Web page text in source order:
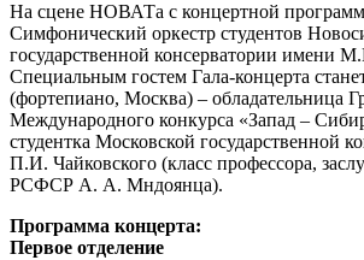
На сцене НОВАТа с концертной
Симфонический оркестр студентов
государственной консерватории имени
Специальным гостем Гала-концерта
(фортепиано, Москва) – обладательница
Международного конкурса «Запад –
студентка Московской государственной
П.И. Чайковского (класс профессора,
РСФСР А. А. Мндоянца).
Программа концерта:
Первое отделение